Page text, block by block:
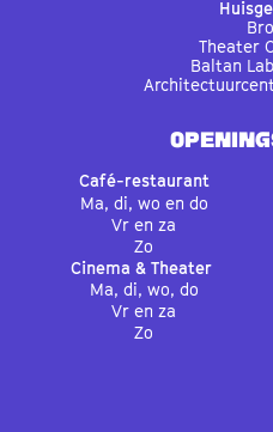
Theater
Baltan
Café-restaurant
Ma, di, wo en do
Vr en za
Zo
Cinema & Theater
Ma, di, wo, do
Vr en za
Zo